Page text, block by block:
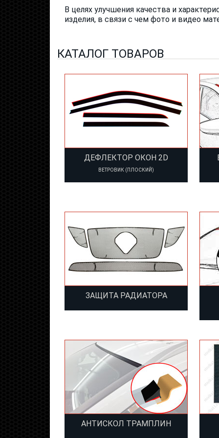
В целях улучшения качества и
изделия, в связи с чем фото и видео
КАТАЛОГ ТОВАРОВ
ДЕФЛЕКТОР ОКОН 2D
ВЕТРОВИК (ПЛОСКИЙ)
ЗАЩИТА РАДИАТОРА
АНТИСКОЛ ТРАМПЛИН